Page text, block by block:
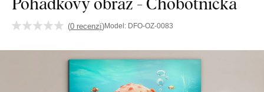
(0 recenzí)Model: DFO-OZ-0083